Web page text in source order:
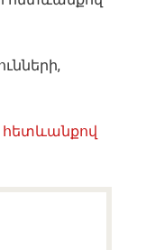
հետևանքով